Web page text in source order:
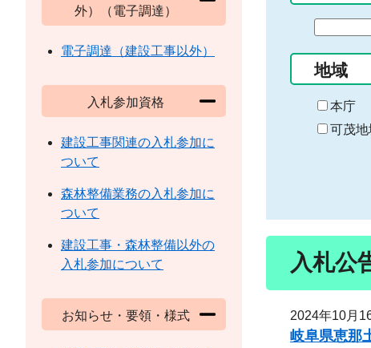
の
始
ま
り
地域
本庁
可茂地
入札公
2024年10月
岐阜県恵那
外）（電子調達）
電子調達（建設工事以外）
入札参加資格
建設工事関連の入札参加に
ついて
森林整備業務の入札参加に
ついて
建設工事・森林整備以外の
入札参加について
お知らせ・要領・様式